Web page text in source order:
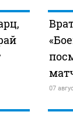
07